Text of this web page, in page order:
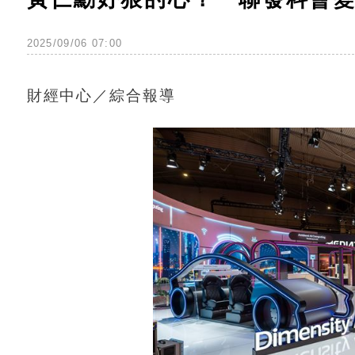
2025/09/06 07:00
財經中心／綜合報導